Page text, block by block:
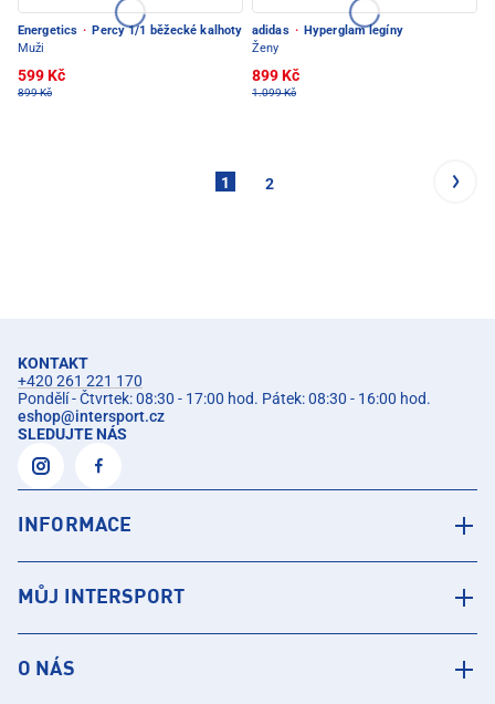
Energetics · Percy 1/1 běžecké kalhoty
Muži
599 Kč
899 Kč
adidas · Hyperglam legíny
Ženy
899 Kč
1.099 Kč
1 2
KONTAKT
+420 261 221 170
Pondělí - Čtvrtek: 08:30 - 17:00 hod. Pátek: 08:30 - 16:00 hod.
eshop@intersport.cz
SLEDUJTE NÁS
INFORMACE
MŮJ INTERSPORT
O NÁS